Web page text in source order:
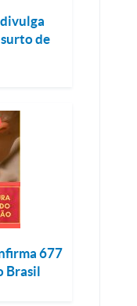
de
677
Brasil